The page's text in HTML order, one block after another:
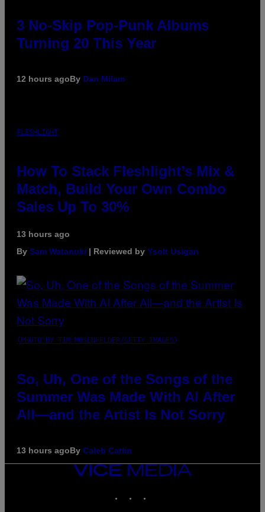
3 No-Skip Pop-Punk Albums
Turning 20 This Year
12 hours agoBy Dan Milam
FLESHLIGHT
How To Stack Fleshlight’s Mix &
Match, Build Your Own Combo
Sales Up To 30%
13 hours ago
By Sam Watanuki | Reviewed by Ysolt Usigan
(PHOTO BY TIM MOSENFELDER/GETTY IMAGES)
So, Uh, One of the Songs of the
Summer Was Made With AI After
All—and the Artist Is Not Sorry
13 hours agoBy Caleb Catlin
VICE